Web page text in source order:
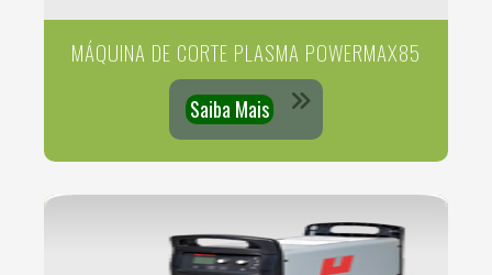
MÁQUINA DE CORTE PLASMA POWERMAX85
Saiba Mais